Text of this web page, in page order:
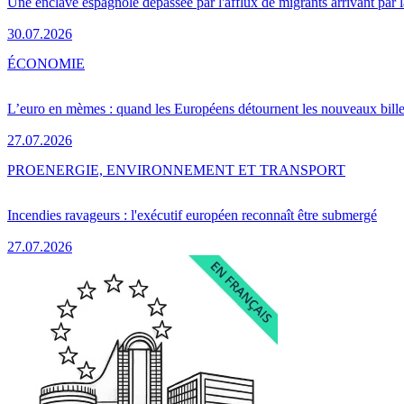
30.07.2026
L’euro en mèmes : quand les Européens détournent les nouveaux
27.07.2026
ÉCONOMIE
Incendies ravageurs : l'exécutif européen reconnaît être submergé
27.07.2026
PROENERGIE, ENVIRONNEMENT ET TRANSPORT